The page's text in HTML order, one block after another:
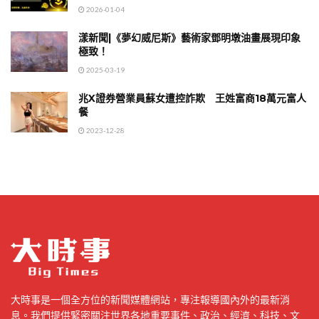
2026-01-04
漾新聞|《夢幻威尼斯》藝術家鄧明墩油畫展現印象
極致！
2025-03-19
兆X證券營業員蘇女遭控詐欺 王姓富商18萬元富人
餐
2023-12-28
大時事是一個全方位的新聞媒體網站，專注報導國內外的最新消
息。我們提供緊密關注世界各地重要事件、政治、經濟、科技、文